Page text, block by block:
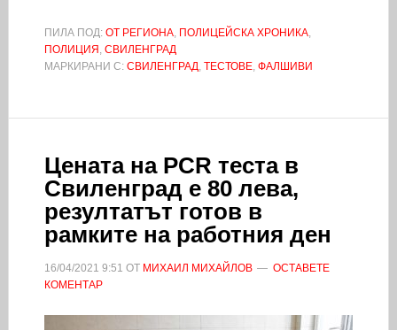
ПИЛА ПОД: ОТ РЕГИОНА, ПОЛИЦЕЙСКА ХРОНИКА,
ПОЛИЦИЯ , СВИЛЕНГРАД
МАРКИРАНИ С: СВИЛЕНГРАД, ТЕСТОВЕ, ФАЛШИВИ
Цената на PCR теста в
Свиленград е 80 лева,
резултатът готов в
рамките на работния ден
16/04/2021 9:51 ОТ МИХАИЛ МИХАЙЛОВ
ОСТАВЕТЕ
КОМЕНТАР